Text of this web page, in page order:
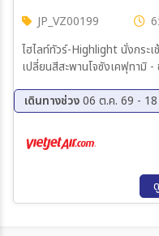
JP_VZ00199
ไฮไลท์ทัวร์-Highlight นั่งกระเช้าชมวิว USUZAN ROPEWAY - ชมใบไม้
เปลี่ยนสีสะพานโจซังเคฟุทามิ
คลองโอตารุ – พิพิธภัณฑ์กล่อ
ราเมงอาซาฮิคาวะ - บลูพอนด์
เมืองซัปโปโร - พักโทยะออนเ
เดินทางช่วง06 ต.ค. 69 -